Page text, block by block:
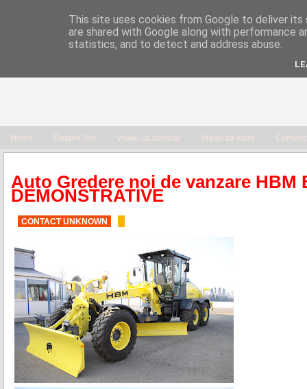
Home Despre Noi Vreau sa cumpar Vreau sa vand
Auto Gredere noi de vanzare HBM
DEMONSTRATIVE
CONTACT UNKNOWN
This site uses cookies from Google to deliver
are shared with Google along with performance
statistics, and to detect and address abuse.